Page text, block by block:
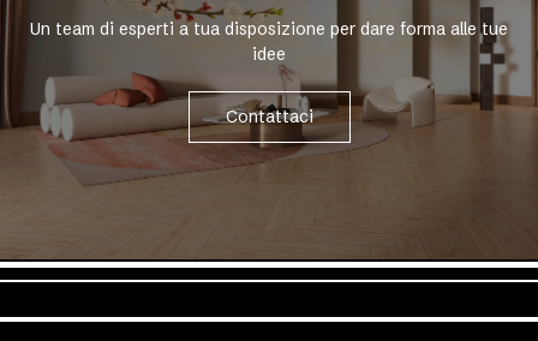
Un team di esperti a tua disposizione per dare forma alle tue
idee
Contattaci